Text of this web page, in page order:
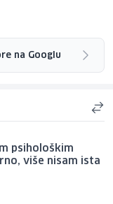
na Googlu
psihološkim
više nisam ista